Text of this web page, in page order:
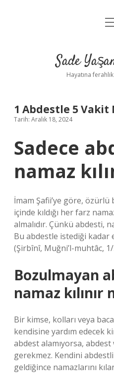
Yasal
Sade
Hayatına
1 Abdestle 5 Vakit
Tarih: Aralık 18, 2024
Sadece
namaz
İmam Şafii’ye göre,
içinde kıldığı her farz
almalıdır. Çünkü abdesti,
Bu abdestle istediği kadar
(Şirbînî, Muğni’l-muhtâc,
Bozulmayan
namaz kılınır
Bir kimse, kolları veya
kendisine yardım edecek
abdest alamıyorsa, abdest
gerekmez. Kendini
geldiğince namazlarını